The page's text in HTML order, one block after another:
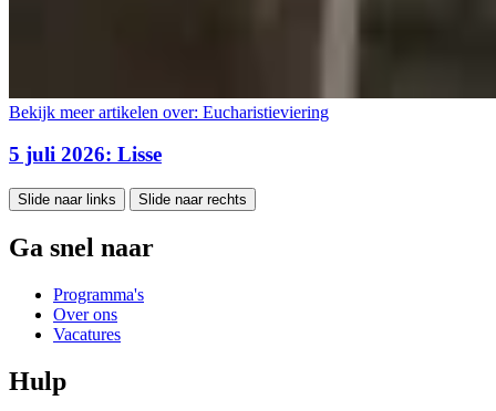
Bekijk meer artikelen over: Eucharistieviering
5 juli 2026: Lisse
Slide naar links Slide naar rechts
Ga snel naar
Programma's
Over ons
Vacatures
Hulp